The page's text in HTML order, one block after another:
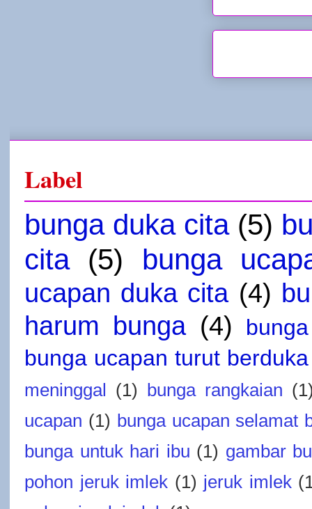
Label
bunga duka cita (5)
cita (5) bunga
ucapan duka cita (4)
harum bunga (4)
bunga ucapan turut
meninggal (1) bunga rangkaian
ucapan (1) bunga ucapan selamat
bunga untuk hari ibu (1) gambar
pohon jeruk imlek (1) jeruk imlek